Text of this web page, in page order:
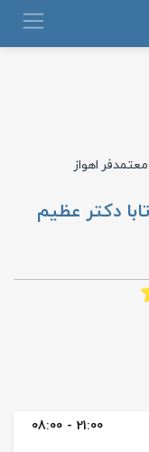
اهواز
دکتر عظیم
08:00 - 21:00